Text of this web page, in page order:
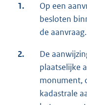
1.
Op een
besloten
de aanvraag.
2.
De
plaatselijke
monument,
kadastrale